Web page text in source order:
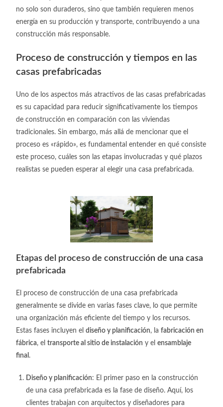
no solo son duraderos, sino que también requieren menos
energía en su producción y transporte, contribuyendo a una
construcción más responsable.
Proceso de construcción y tiempos en las
casas prefabricadas
Uno de los aspectos más atractivos de las casas prefabricadas
es su capacidad para reducir significativamente los tiempos
de construcción en comparación con las viviendas
tradicionales. Sin embargo, más allá de mencionar que el
proceso es «rápido», es fundamental entender en qué consiste
este proceso, cuáles son las etapas involucradas y qué plazos
realistas se pueden esperar al elegir una casa prefabricada.
Etapas del proceso de construcción de una casa
prefabricada
El proceso de construcción de una casa prefabricada
generalmente se divide en varias fases clave, lo que permite
una organización más eficiente del tiempo y los recursos.
Estas fases incluyen eldiseño y planificación, lafabricación en
fábrica, eltransporte al sitio de instalación y elensamblaje
final .
Diseño y planificación: El primer paso en la construcción
de una casa prefabricada es la fase de diseño. Aquí, los
clientes trabajan con arquitectos y diseñadores para